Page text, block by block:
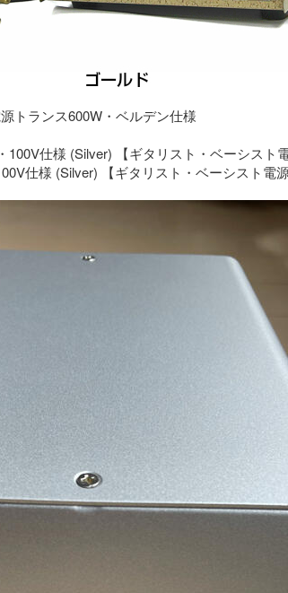
トランス600W・ベルデン仕様
仕様 (Silver) 【ギタリスト・ベーシスト電